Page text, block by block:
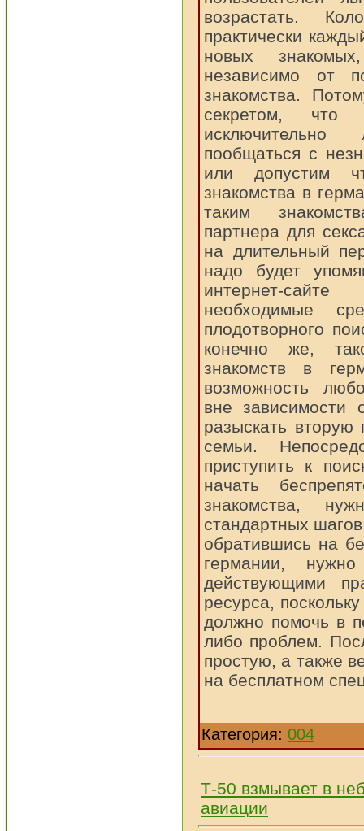
возрастать.
практически
новых
независимо от
знакомства.
секретом, что
пообщаться с
или допустим
знакомства в
таким
партнера для
на длительный
надо будет
интернет-
необходимые
плодотворного
конечно же,
знакомств в
возможность
вне зависимости
разыскать вторую
семьи.
приступить к
начать
знакомства,
стандартных
обратившись на
германии,
действующими
ресурса,
должно помочь в
либо проблем.
простую, а также
на бесплатном
Категория: 004
Т-50 взмывает в
авиации